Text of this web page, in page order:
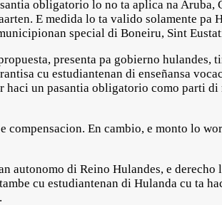
obligatorio lo no ta aplica na Aruba,
E medida lo ta valido solamente pa
special di Boneiru, Sint
presenta pa gobierno hulandes,
cu estudiantenan di enseñansa
un pasantia obligatorio como parti di
En cambio, e monto lo
autonomo di Reino Hulandes, e derecho
cu estudiantenan di Hulanda cu ta